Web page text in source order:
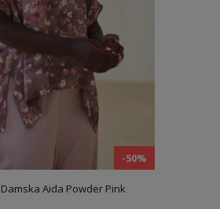
-50%
Aida Powder Pink